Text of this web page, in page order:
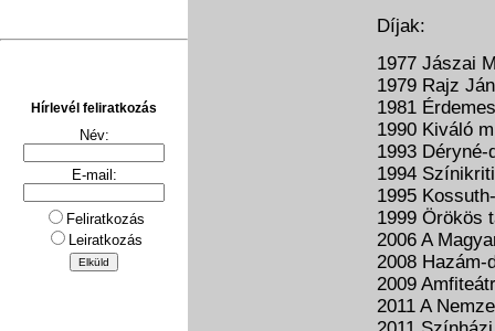
Hírlevél feliratkozás
Név:
E-mail:
Feliratkozás
Leiratkozás
Díjak:
1977 Jászai
1979 Rajz
1981
1990 Kiváló
1993
1994
1995
1999 Örökös
2006 A
2008
2009
2011 A